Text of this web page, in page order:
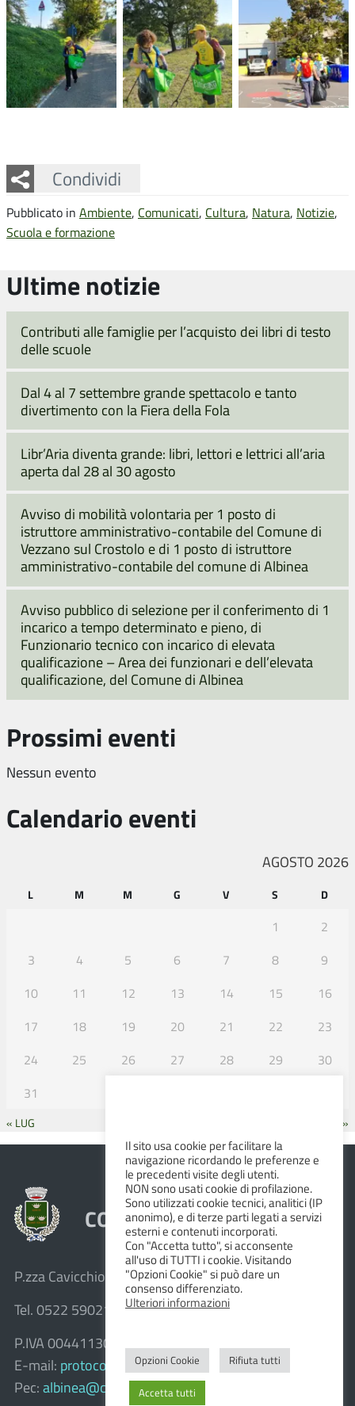
Condividi
Facebook
Twitter
Whatsapp
Pubblicato in Ambiente, Comunicati, Cultura, Natura, Notizie,
Scuola e formazione
Ultime notizie
Contributi alle famiglie per l’acquisto dei libri di testo
delle scuole
Dal 4 al 7 settembre grande spettacolo e tanto
divertimento con la Fiera della Fola
Libr’Aria diventa grande: libri, lettori e lettrici all’aria
aperta dal 28 al 30 agosto
Avviso di mobilità volontaria per 1 posto di
istruttore amministrativo-contabile del Comune di
Vezzano sul Crostolo e di 1 posto di istruttore
amministrativo-contabile del comune di Albinea
Avviso pubblico di selezione per il conferimento di 1
incarico a tempo determinato e pieno, di
Funzionario tecnico con incarico di elevata
qualificazione – Area dei funzionari e dell’elevata
qualificazione, del Comune di Albinea
Prossimi eventi
Nessun evento
Calendario eventi
AGOSTO 2026
L M M G V S D
1
2
3
4 5 6 7 8
9
10
11 12 13 14 15
16
17
18 19 20 21 22
23
24
25 26 27 28 29
30
31
« LUG SET »
COMUNE DI ALBINEA
P.zza Cavicchioni, 8 – 42020 Albinea (R.E.)
Tel. 0522 590211 – Fax 0522 590236
P.IVA 00441130358
E-mail: protocollo@comune.albinea.re.it
Pec: albinea@cert.provincia.re.it
Il sito usa cookie per facilitare la
navigazione ricordando le preferenze e
le precedenti visite degli utenti.
NON sono usati cookie di profilazione.
Sono utilizzati cookie tecnici, analitici (IP
anonimo), e di terze parti legati a servizi
esterni e contenuti incorporati.
Con "Accetta tutto", si acconsente
all'uso di TUTTI i cookie. Visitando
"Opzioni Cookie" si può dare un
consenso differenziato.
Ulteriori informazioni
Opzioni Cookie Rifiuta tutti
Accetta tutti